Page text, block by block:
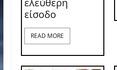
είσοδο
READ MORE